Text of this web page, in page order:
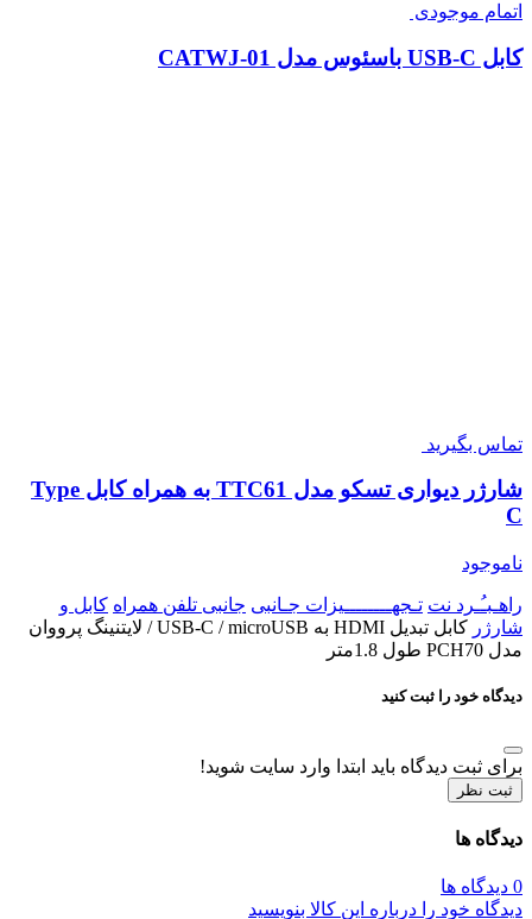
اتمام موجودی
کابل USB-C باسئوس مدل CATWJ-01
تماس بگیرید
شارژر دیواری تسکو مدل TTC61 به همراه کابل Type
C
ناموجود
راهـبـُـرد نت تـجهــــــــیزات جـانبی جانبی تلفن همراه کابل و
شارژر
کابل تبدیل HDMI به USB-C / microUSB / لایتنینگ پرووان
مدل PCH70 طول 1.8متر
دیدگاه خود را ثبت کنید
برای ثبت دیدگاه باید ابتدا وارد سایت شوید!
ثبت نظر
دیدگاه ها
0 دیدگاه ها
دیدگاه خود را درباره این کالا بنویسید